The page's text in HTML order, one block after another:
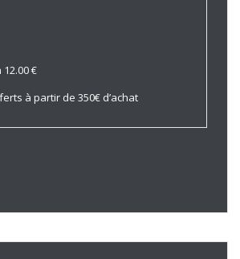
€
à partir de 350€ d’achat